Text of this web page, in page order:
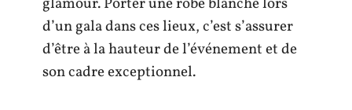
d’un gala dans ces lieux, c’est s’assurer
d’être à la hauteur de l’événement et de
son cadre exceptionnel.